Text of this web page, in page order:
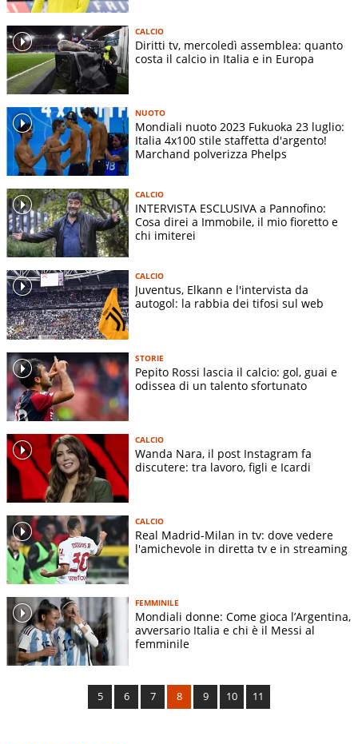
CALCIO
Diritti tv, mercoledì assemblea: quanto
costa il calcio in Italia e in Europa
NUOTO
Mondiali nuoto 2023 Fukuoka 23 luglio:
Italia 4x100 stile staffetta d'argento!
Marchand polverizza Phelps
CALCIO
INTERVISTA ESCLUSIVA a Pannofino:
Cosa direi a Immobile, il mio fioretto e
chi imiterei
CALCIO
Juventus, Elkann e l'intervista da
autogol: la rabbia dei tifosi sul web
STORIE
Pepito Rossi lascia il calcio: gol, guai e
odissea di un talento sfortunato
CALCIO
Wanda Nara, il post Instagram fa
discutere: tra lavoro, figli e Icardi
CALCIO
Real Madrid-Milan in tv: dove vedere
l'amichevole in diretta tv e in streaming
FEMMINILE
Mondiali donne: Come gioca l’Argentina,
avversario Italia e chi è il Messi al
femminile
5 6 7 8 9 10 11